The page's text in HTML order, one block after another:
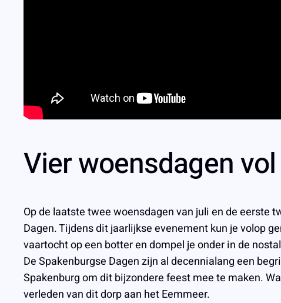
Vier woensdagen
Op de laatste twee woensdagen van juli en de eerste
Dagen. Tijdens dit jaarlijkse evenement kun je volop
vaartocht op een botter en dompel je onder in de
De Spakenburgse Dagen zijn al decennialang een
Spakenburg om dit bijzondere feest mee te maken.
verleden van dit dorp aan het Eemmeer.